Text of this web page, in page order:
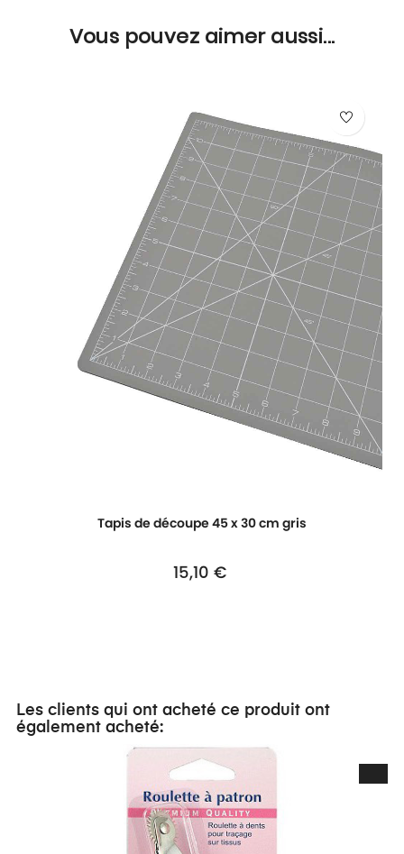
Vous pouvez aimer aussi...
Tapis de découpe 45 x 30 cm gris
Prix
15,10 €
Les clients qui ont acheté ce produit ont
également acheté: